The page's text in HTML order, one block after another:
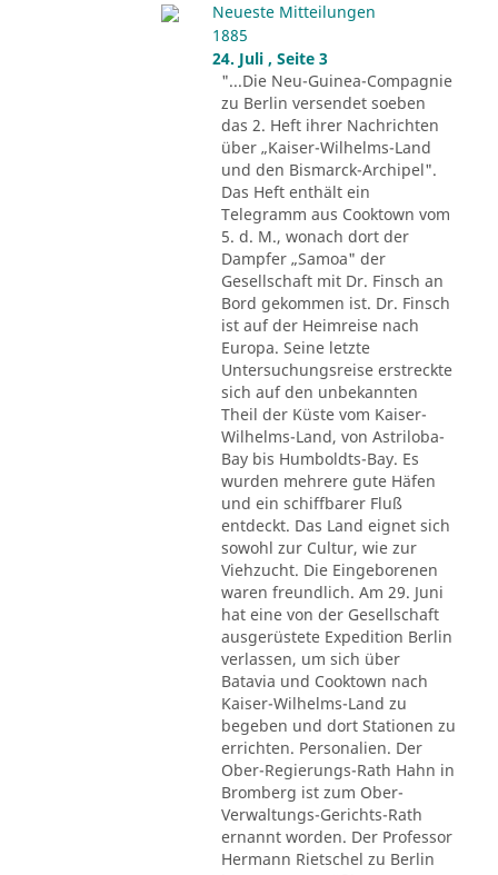
Neueste Mitteilungen
1885
24. Juli , Seite 3
"...Die Neu-Guinea-Compagnie
zu Berlin versendet soeben
das 2. Heft ihrer Nachrichten
über „Kaiser-Wilhelms-Land
und den Bismarck-Archipel".
Das Heft enthält ein
Telegramm aus Cooktown vom
5. d. M., wonach dort der
Dampfer „Samoa" der
Gesellschaft mit Dr. Finsch an
Bord gekommen ist. Dr. Finsch
ist auf der Heimreise nach
Europa. Seine letzte
Untersuchungsreise erstreckte
sich auf den unbekannten
Theil der Küste vom Kaiser-
Wilhelms-Land, von Astriloba-
Bay bis Humboldts-Bay. Es
wurden mehrere gute Häfen
und ein schiffbarer Fluß
entdeckt. Das Land eignet sich
sowohl zur Cultur, wie zur
Viehzucht. Die Eingeborenen
waren freundlich. Am 29. Juni
hat eine von der Gesellschaft
ausgerüstete Expedition Berlin
verlassen, um sich über
Batavia und Cooktown nach
Kaiser-Wilhelms-Land zu
begeben und dort Stationen zu
errichten. Personalien. Der
Ober-Regierungs-Rath Hahn in
Bromberg ist zum Ober-
Verwaltungs-Gerichts-Rath
ernannt worden. Der Professor
Hermann Rietschel zu Berlin